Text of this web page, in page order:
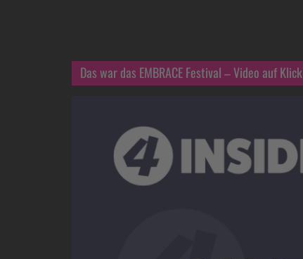
Das war das EMBRACE Festival – Video auf Klick